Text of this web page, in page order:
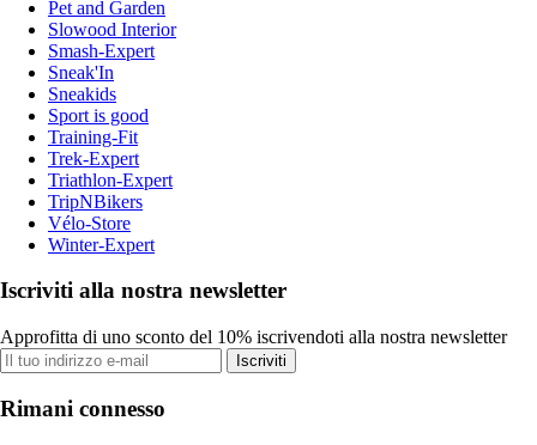
Pet and Garden
Slowood Interior
Smash-Expert
Sneak'In
Sneakids
Sport is good
Training-Fit
Trek-Expert
Triathlon-Expert
TripNBikers
Vélo-Store
Winter-Expert
Iscriviti alla nostra newsletter
Approfitta di uno sconto del 10% iscrivendoti alla nostra newsletter
Iscriviti
Rimani connesso